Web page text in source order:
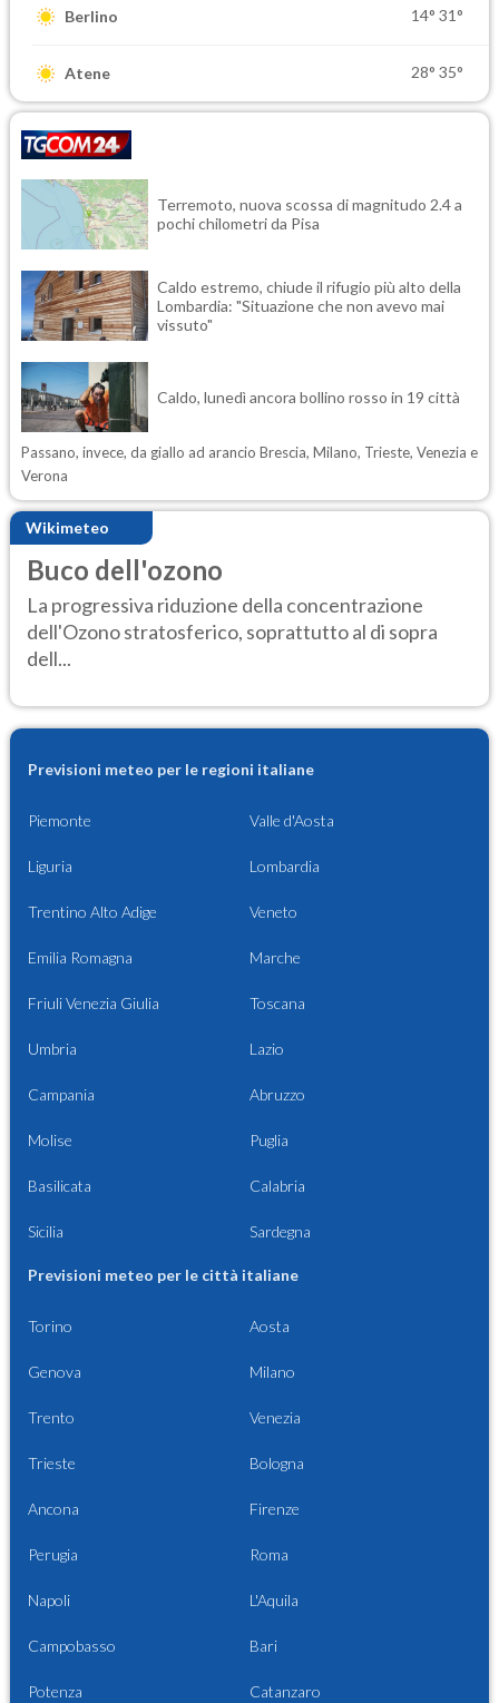
Berlino 14° 31°
Atene 28° 35°
Terremoto, nuova scossa di magnitudo 2.4 a
pochi chilometri da Pisa
Caldo estremo, chiude il rifugio più alto della
Lombardia: "Situazione che non avevo mai
vissuto"
Caldo, lunedì ancora bollino rosso in 19 città
Passano, invece, da giallo ad arancio Brescia, Milano, Trieste, Venezia e
Verona
Wikimeteo
Buco dell'ozono
La progressiva riduzione della concentrazione
dell'Ozono stratosferico, soprattutto al di sopra
dell...
Previsioni meteo per le regioni italiane
Piemonte Valle d'Aosta
Liguria Lombardia
Trentino Alto Adige Veneto
Emilia Romagna Marche
Friuli Venezia Giulia Toscana
Umbria Lazio
Campania Abruzzo
Molise Puglia
Basilicata Calabria
Sicilia Sardegna
Previsioni meteo per le città italiane
Torino Aosta
Genova Milano
Trento Venezia
Trieste Bologna
Ancona Firenze
Perugia Roma
Napoli L'Aquila
Campobasso Bari
Potenza Catanzaro